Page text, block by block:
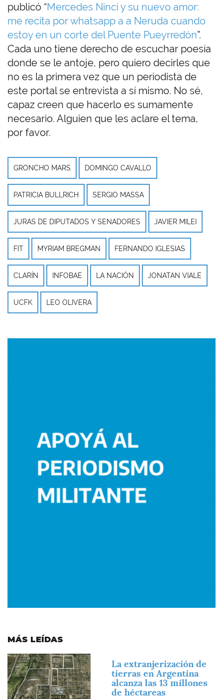
publicó “Mercedes Ninci y su nuevo amor:
me recita por whatsapp a a Neruda cuando
estoy en un corte del Puente Pueyrredón”.
Cada uno tiene derecho de escuchar poesía
donde se le antoje, pero quiero decirles que
no es la primera vez que un periodista de
este portal se entrevista a sí mismo. No sé,
capaz creen que hacerlo es sumamente
necesario. Alguien que les aclare el tema,
por favor.
GRONCHO MARS DOMINGO CAVALLO
PATRICIA BULLRICH SERGIO MASSA
JURAS DE DIPUTADOS Y SENADORES JAVIER MILEI
FIT MYRIAM BREGMAN FERNANDO IGLESIAS
CLARÍN INFOBAE LA NACIÓN JONATAN VIALE
UCFK LEO OLIVERA
MÁS LEÍDAS
Imagen
La extranjerización de
tierras en Argentina
alcanza las 13 millones
de héctareas